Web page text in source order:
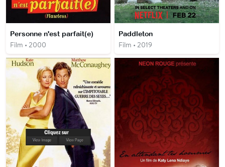
Personne n'est parfait(e)
Film • 2000
Paddleton
Film • 2019